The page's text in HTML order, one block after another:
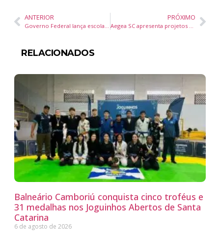
ANTERIOR
Governo Federal lança escola nacional e investe R$ 24 milhões em qualificação para combate ao crime organizado
PRÓXIMO
Aegea SC apresenta projetos de inovação e sustentabilidade no saneamento durante encontro do LIDE SC em Balneário Camboriú
RELACIONADOS
Balneário Camboriú conquista cinco troféus e
31 medalhas nos Joguinhos Abertos de Santa
Catarina
6 de agosto de 2026